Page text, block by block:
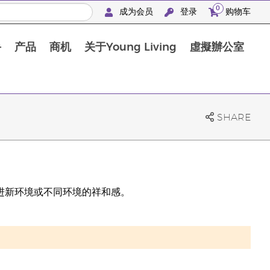
成为会员 登录 0 购物车
产品 商机 关于Young Living 虛擬辦公室
SHARE
环境或不同环境的祥和感。